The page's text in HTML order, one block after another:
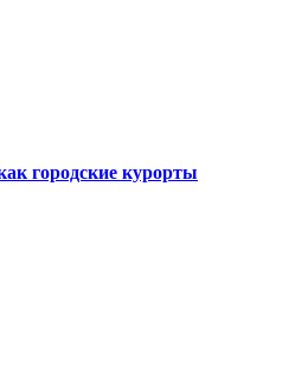
городские курорты